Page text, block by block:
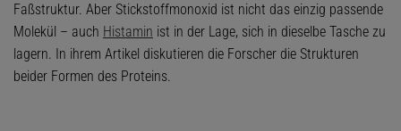
Faßstruktur. Aber Stickstoffmonoxid ist nicht das einzig passende
Molekül – auch Histamin ist in der Lage, sich in dieselbe Tasche zu
lagern. In ihrem Artikel diskutieren die Forscher die Strukturen
beider Formen des Proteins.